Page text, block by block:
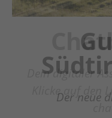
Dein digitaler
Klicke auf den
Der neue